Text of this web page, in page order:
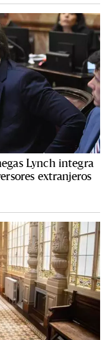
Lynch integra
extranjeros